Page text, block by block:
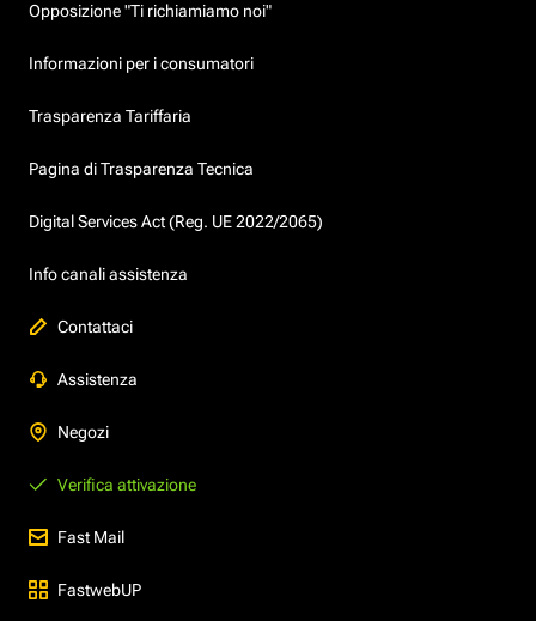
Opposizione "Ti richiamiamo noi"
Informazioni per i consumatori
Trasparenza Tariffaria
Pagina di Trasparenza Tecnica
Digital Services Act (Reg. UE 2022/2065)
Info canali assistenza
Contattaci
Assistenza
Negozi
Verifica attivazione
Fast Mail
FastwebUP